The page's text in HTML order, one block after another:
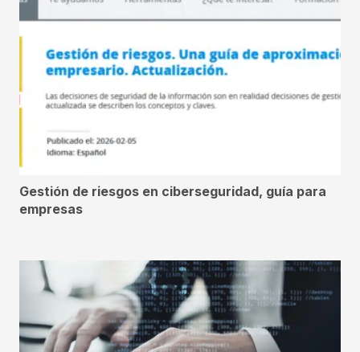
Gestión de riesgos en ciberseguridad, guía para
empresas